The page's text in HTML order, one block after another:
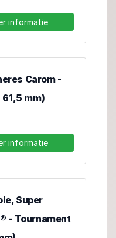
informatie
Carom -
mm)
informatie
Super
- Tournament